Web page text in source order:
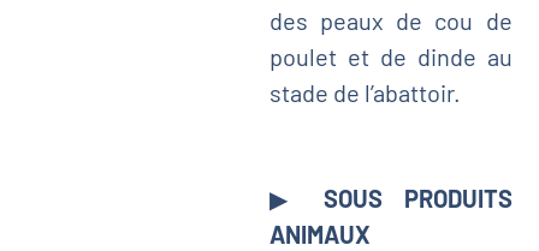
des peaux de cou de
poulet et de dinde au
stade de l’abattoir.
▶SOUS PRODUITS
ANIMAUX